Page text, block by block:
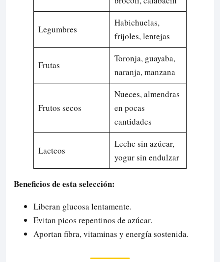
Legumbres
Habichuelas,
frijoles, lentejas
Frutas
Toronja, guayaba,
naranja, manzana
Frutos secos
Nueces, almendras
en pocas
cantidades
Lacteos
Leche sin azúcar,
yogur sin endulzar
Beneficios de esta selección:
Liberan glucosa lentamente.
Evitan picos repentinos de azúcar.
Aportan fibra, vitaminas y energía sostenida.